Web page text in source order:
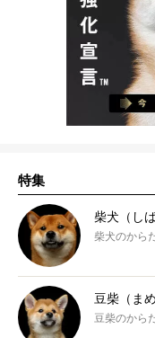
特集
柴犬（し
柴犬のから
豆柴（ま
豆柴のから